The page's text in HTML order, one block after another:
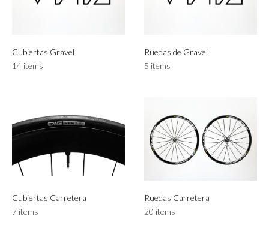
Cubiertas Gravel
14 items
Ruedas de Gravel
5 items
Cubiertas Carretera
7 items
Ruedas Carretera
20 items